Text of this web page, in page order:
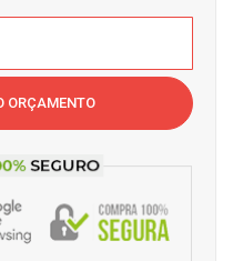
do
ritór Esc
ritór
ORÇAMENTO